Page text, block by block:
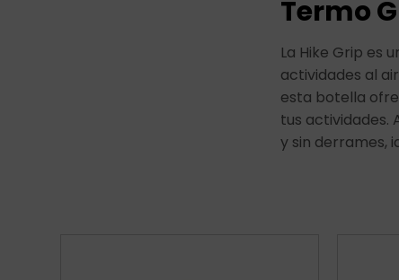
Termo
La Hike Grip es
actividades al
esta botella
tus actividades.
y sin derrames,